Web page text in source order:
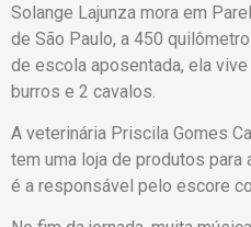
Solange Lajunza mora em
de São Paulo, a 450
de escola aposentada, ela
burros e 2 cavalos.
A veterinária Priscila Gomes
tem uma loja de produtos para
é a responsável pelo escore